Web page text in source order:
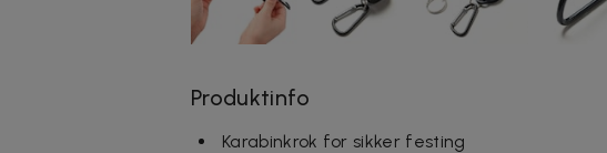
Produktinfo
Karabinkrok for sikker festing